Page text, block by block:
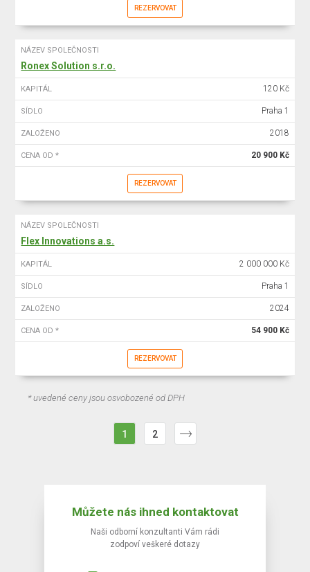
REZERVOVAT
NÁZEV SPOLEČNOSTI
Ronex Solution s.r.o.
KAPITÁL 120 Kč
SÍDLO Praha 1
ZALOŽENO 2018
CENA OD * 20 900 Kč
REZERVOVAT
NÁZEV SPOLEČNOSTI
Flex Innovations a.s.
KAPITÁL 2 000 000 Kč
SÍDLO Praha 1
ZALOŽENO 2024
CENA OD * 54 900 Kč
REZERVOVAT
* uvedené ceny jsou osvobozené od DPH
1 2
Můžete nás ihned kontaktovat
Naši odborní konzultanti Vám rádi
zodpoví veškeré dotazy